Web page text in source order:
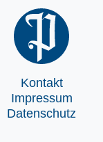
Kontakt
Impressum
Datenschutz